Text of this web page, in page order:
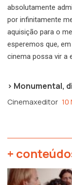
absolutamente
por infinitamente
aquisição para o
esperemos que,
cinema possa vir a
> Monumental,
Cinemaxeditor 10
+